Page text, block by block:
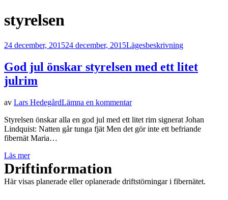
Etikett
:
styrelsen
Publicerad
24 december, 201524 december, 2015Lägesbeskrivning
God jul önskar styrelsen med ett litet
julrim
av Lars HedegårdLämna en kommentarpå
jul
önskar
Styrelsen önskar alla en god jul med ett litet rim signerat Johan
Lindquist: Natten går tunga fjät Men det gör inte ett befriande
fibernät Maria…
Läs mer
Driftinformation
Här visas planerade eller oplanerade driftstörningar i fibernätet.